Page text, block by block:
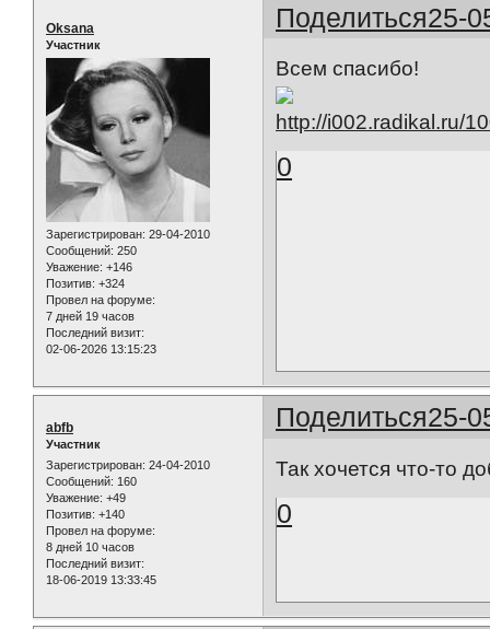
Поделиться25-
Oksana
Участник
Зарегистрирован: 29-04-2010
Сообщений: 250
Уважение: +146
Позитив: +324
Провел на форуме:
7 дней 19 часов
Последний визит:
02-06-2026 13:15:23
Всем спасибо!
0
Поделиться25-
abfb
Участник
Зарегистрирован: 24-04-2010
Сообщений: 160
Уважение: +49
Позитив: +140
Провел на форуме:
8 дней 10 часов
Последний визит:
18-06-2019 13:33:45
Так хочется что-то
0